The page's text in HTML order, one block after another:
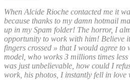
When Alcide Rioche contacted me it
because thanks to my damn hotmail
up in my Spam folder! The horror, I
opportunity to work with him! Believe
fingers crossed » that I would agree
model, who works 3 millions times
was just unbelievable, how could I
work, his photos, I instantly fell in love